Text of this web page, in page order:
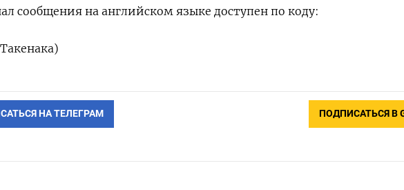
сообщения на английском языке доступен по коду:
НА ТЕЛЕГРАМ ПОДПИСАТЬСЯ В